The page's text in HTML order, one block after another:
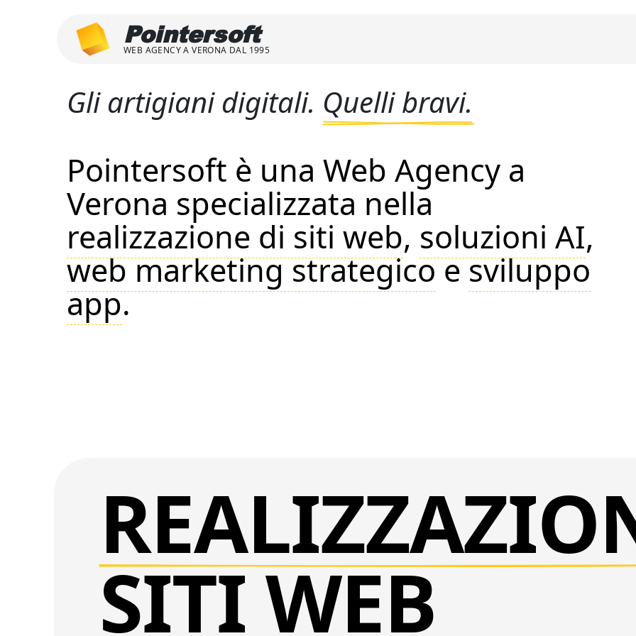
Pointersoft
WEB AGENCY A VERONA DAL 1995
Gli artigiani digitali. Quelli bravi.
Pointersoft è una Web Agency a
Verona specializzata nella
realizzazione di siti web, soluzioni AI,
web marketing strategicoesviluppo
app.
SITI WEB